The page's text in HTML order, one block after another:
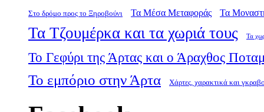
Στο δρόμο προς το Ξηροβούνι Τα Μέσα Μεταφοράς Τα
Τα Τζουμέρκα και τα χωριά τους Τα
Το Γεφύρι της Άρτας και ο Άραχθος
Το εμπόριο στην Άρτα Χάρτες, χαρακτικά και